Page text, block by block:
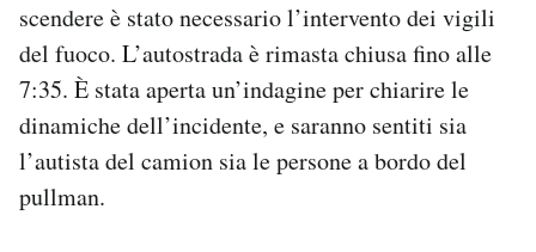
scendere è stato necessario l’intervento dei vigili
del fuoco. L’autostrada è rimasta chiusa fino alle
7:35. È stata aperta un’indagine per chiarire le
dinamiche dell’incidente, e saranno sentiti sia
l’autista del camion sia le persone a bordo del
pullman.